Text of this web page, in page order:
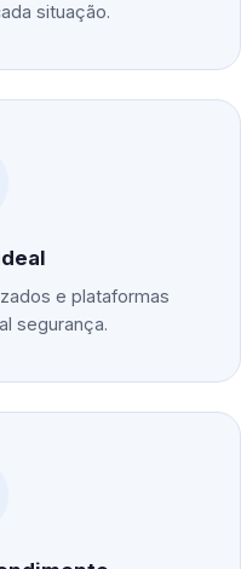
situação.
e plataformas
segurança.